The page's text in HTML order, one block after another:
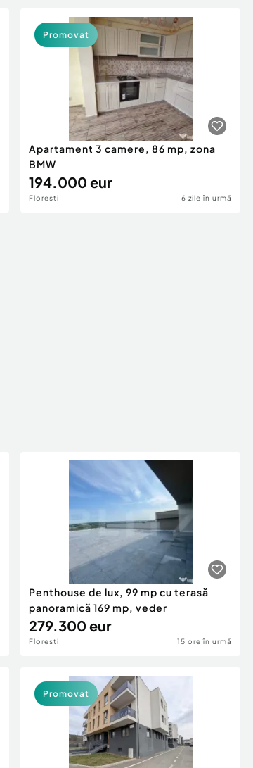
Apartament 3 camere, 86 mp, zona
BMW
194.000 eur
Floresti 6 zile în urmă
Promovat
Penthouse de lux, 99 mp cu terasă
panoramică 169 mp, veder
279.300 eur
Floresti 15 ore în urmă
Promovat